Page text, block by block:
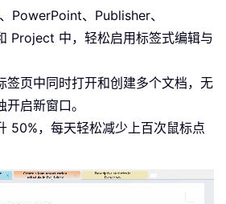
PowerPoint、Publisher、
Project 中，轻松启用标签式编辑与
签页中同时打开和创建多个文档，无
启新窗口。
50%，每天轻松减少上百次鼠标点